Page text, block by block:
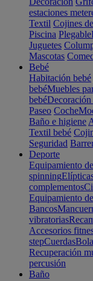
estaciones
Textil Cojines
Piscina Plegable
Juguetes
Mascotas
Bebé
Habitación bebé
bebéMuebles
bebéDecoración
Paseo Coche
Baño e higiene
Textil bebé
Seguridad
Deporte
Equipamiento
spinning
complementos
Equipamiento
Bancos
vibratorias
Accesorios
stepCuerdas
Recuperación
percusión
Baño